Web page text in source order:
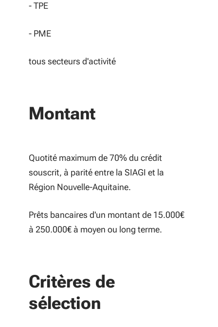
- TPE
- PME
tous secteurs d'activité
Montant
Quotité maximum de 70% du crédit
souscrit, à parité entre la SIAGI et la
Région Nouvelle-Aquitaine.
Prêts bancaires d'un montant de 15.000€
à 250.000€ à moyen ou long terme.
Critères de
sélection